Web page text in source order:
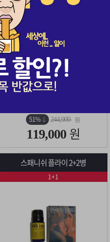
1+1 이벤트 적용4병
51% 244,000 원
119,000 원
스패니쉬 플라이 2+2병
1+1